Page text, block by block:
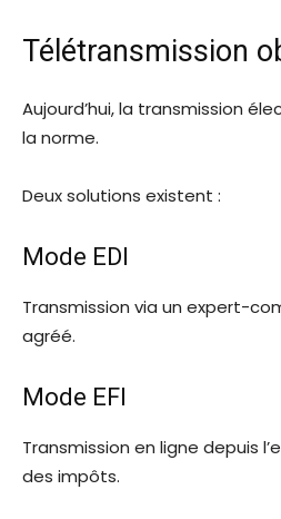
Télétransmission
Aujourd’hui, la transmission
la norme.
Deux solutions existent :
Mode EDI
Transmission via un expert-
agréé.
Mode EFI
Transmission en ligne depuis
des impôts.